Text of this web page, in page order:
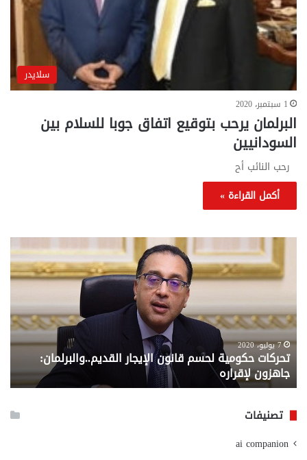
سلايدر
1 سبتمبر، 2020
البرلمان يرحب بتوقيع اتفاق جوبا للسلام بين
السودانيين
رحب النائب أح
أكمل القراءة »
تحركات
حكومية
لحسم
قانون
القديم..والبرلمان:
جاهزون
لإقراره
7 يوليو، 2020
تحركات حكومية لحسم قانون الإيجار القديم..والبرلمان:
جاهزون لإقراره
..
من
تصنيفات
ai companion